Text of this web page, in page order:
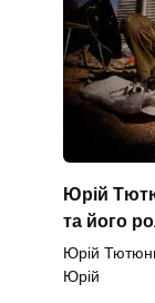
Юрій
та його
Юрій
Юрій